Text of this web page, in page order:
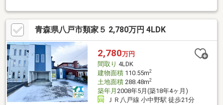
で使えるウォークインクローゼット・花粉や天気を気にせず洗濯
物を干せる室内物干しスペース・カーテンレール、レースカーテ
ン付き・駐車2台可能≪周辺施設≫■八戸市立白鴎小学校 徒歩12
分（約920m）■八戸市立白銀中学校 徒歩3分（約210m）■薬王
堂八戸白銀店 徒歩7分（約490m）
青森県八戸市類家５ 2,780万円 4LDK
2,780万円
間取り 4LDK
建物面積110.55m2
土地面積288.48m2
築年月 2008年5月(築18年4ヶ月)
ＪＲ八戸線 小中野駅 徒歩21分